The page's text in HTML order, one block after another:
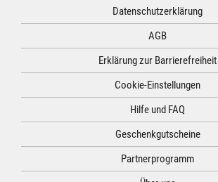
Datenschutzerklärung
AGB
Erklärung zur Barrierefreiheit
Cookie-Einstellungen
Hilfe und FAQ
Geschenkgutscheine
Partnerprogramm